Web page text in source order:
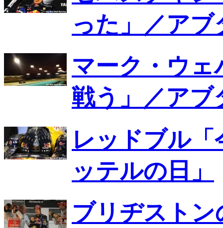
った」／アブ
マーク・ウ
戦う」／アブ
レッドブル
ッテルの日」
ブリヂストン